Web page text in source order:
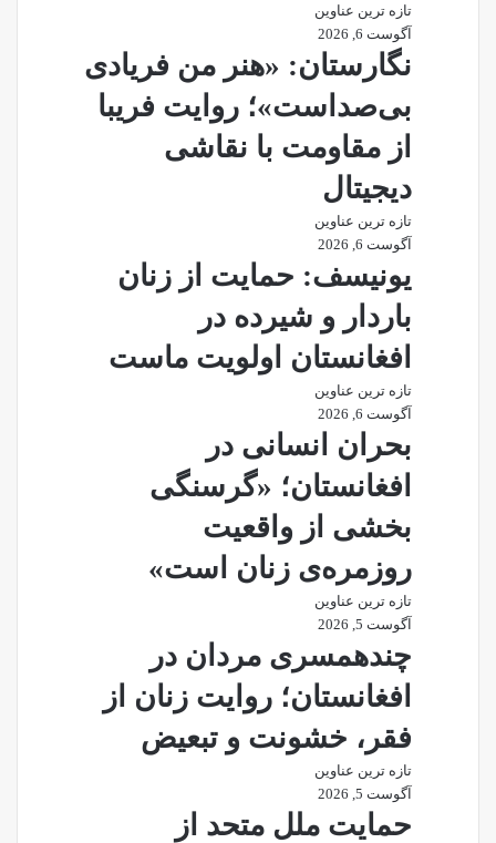
تازه ترین عناوین
آگوست 6, 2026
نگارستان: «هنر من فریادی
بی‌صداست»؛ روایت فریبا
از مقاومت با نقاشی
دیجیتال
تازه ترین عناوین
آگوست 6, 2026
یونیسف: حمایت از زنان
باردار و شیرده در
افغانستان اولویت ماست
تازه ترین عناوین
آگوست 6, 2026
بحران انسانی در
افغانستان؛ «گرسنگی
بخشی از واقعیت
روزمره‌ی زنان است»
تازه ترین عناوین
آگوست 5, 2026
چندهمسری مردان در
افغانستان؛ روایت زنان از
فقر، خشونت و تبعیض
تازه ترین عناوین
آگوست 5, 2026
حمایت ملل متحد از